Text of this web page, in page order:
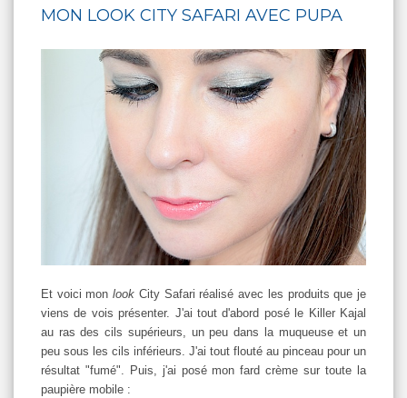
MON LOOK CITY SAFARI AVEC PUPA
Et voici monlook City Safari réalisé avec les produits que je
viens de vois présenter. J'ai tout d'abord posé le Killer Kajal
au ras des cils supérieurs, un peu dans la muqueuse et un
peu sous les cils inférieurs. J'ai tout flouté au pinceau pour un
résultat "fumé". Puis, j'ai posé mon fard crème sur toute la
paupière mobile :